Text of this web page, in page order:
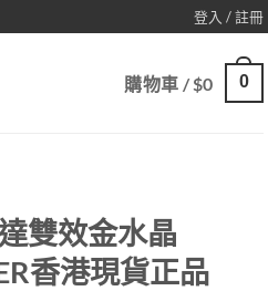
登入 / 註冊
購物車 /$0 0
雙效金水晶
香港現貨正品